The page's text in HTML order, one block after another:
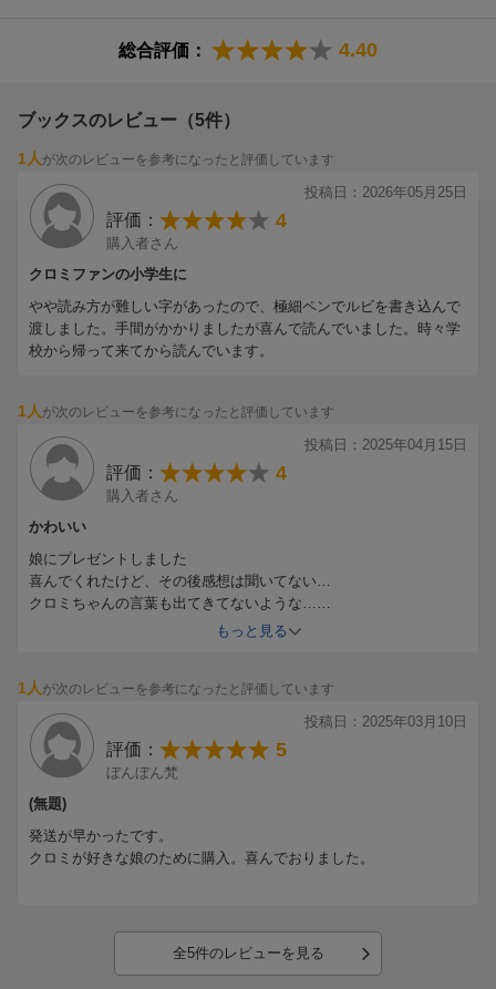
総合評価： 4.40
ブックスのレビュー（5件）
1人が次のレビューを参考になったと評価しています
投稿日：2026年05月25日
評価： 4
購入者さん
クロミファンの小学生に
やや読み方が難しい字があったので、極細ペンでルビを書き込んで
渡しました。手間がかかりましたが喜んで読んでいました。時々学
校から帰って来てから読んでいます。
1人が次のレビューを参考になったと評価しています
投稿日：2025年04月15日
評価： 4
購入者さん
かわいい
娘にプレゼントしました
喜んでくれたけど、その後感想は聞いてない…
クロミちゃんの言葉も出てきてないような…
もっと見る
1人が次のレビューを参考になったと評価しています
投稿日：2025年03月10日
評価： 5
ぼんぼん梵
(無題)
発送が早かったです。
クロミが好きな娘のために購入。喜んでおりました。
全5件のレビューを見る